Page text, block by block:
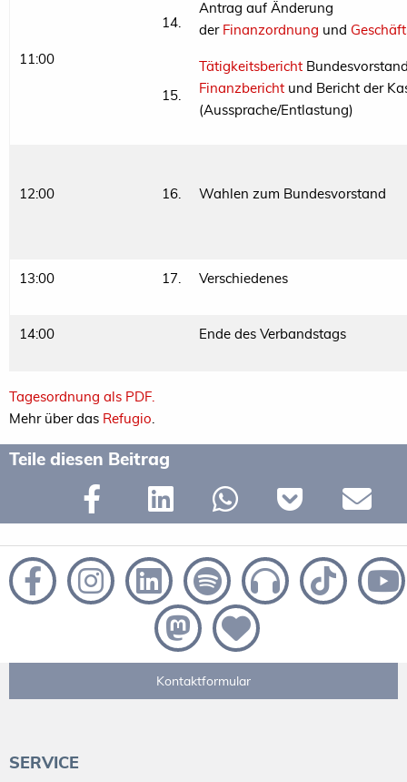
11:00
14.
15.
Antrag auf Änderung
der Finanzordnung und
Tätigkeitsbericht
Finanzbericht und Bericht der
(Aussprache/Entlastung)
12:00 16. Wahlen zum Bundesvorstand
13:00 17. Verschiedenes
14:00 Ende des Verbandstags
Tagesordnung als PDF.
Mehr über das Refugio.
Teile diesen Beitrag
Kontaktformular
SERVICE